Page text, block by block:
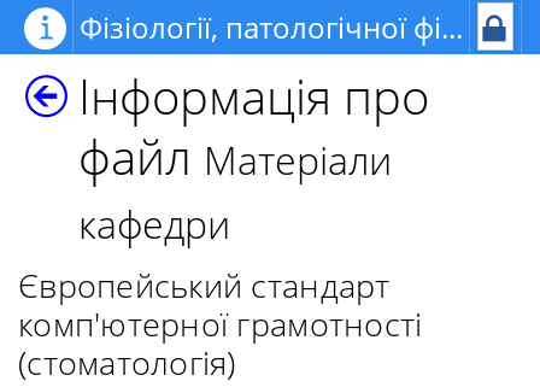
Фізіології, патологічної фізіології, медичної фізики та інформатики
Інформація про
файл Матеріали
кафедри
Європейський стандарт
комп'ютерної грамотності
(стоматологія)